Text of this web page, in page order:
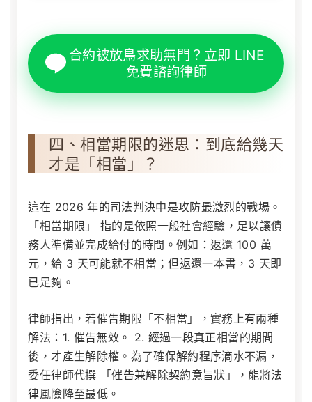
合約被放鳥求助無門？立即 LINE
免費諮詢律師
四、相當期限的迷思：到底給幾天
才是「相當」？
這在 2026 年的司法判決中是攻防最激烈的戰場。
「相當期限」 指的是依照一般社會經驗，足以讓債
務人準備並完成給付的時間。例如：返還 100 萬
元，給 3 天可能就不相當；但返還一本書，3 天即
已足夠。
律師指出，若催告期限「不相當」，實務上有兩種
解法：1. 催告無效。 2. 經過一段真正相當的期間
後，才產生解除權。為了確保解約程序滴水不漏，
委任律師代撰 「催告兼解除契約意旨狀」，能將法
律風險降至最低。